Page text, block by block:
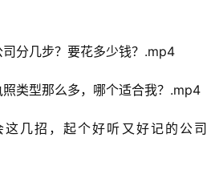
分几步？要花多少钱？.mp4
类型那么多，哪个适合我？.mp4
几招，起个好听又好记的公司